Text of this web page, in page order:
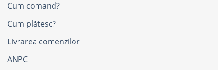
Cum comand?
Cum plătesc?
Livrarea comenzilor
ANPC